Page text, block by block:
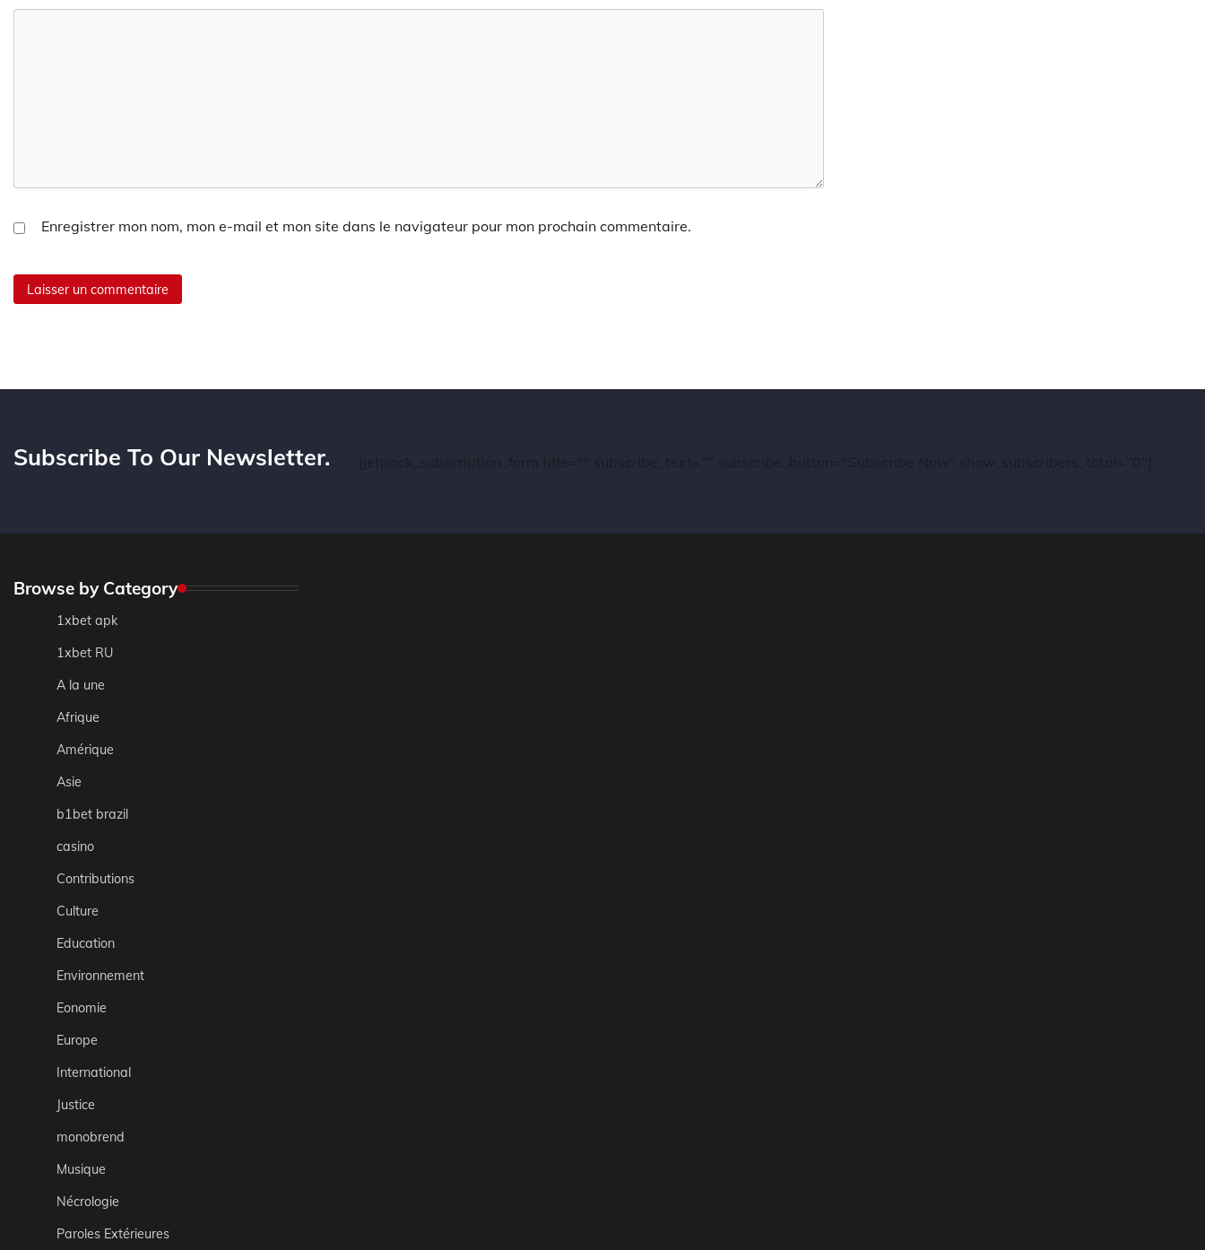
Enregistrer mon nom, mon e-mail et mon site dans le navigateur pour mon prochain commentaire.
Subscribe To Our Newsletter. [jetpack_subscription_form title="" subscribe_text="" subscribe_button="Subscribe Now" show_subscribers_total="0"]
Browse by Category
1xbet apk
1xbet RU
A la une
Afrique
Amérique
Asie
b1bet brazil
casino
Contributions
Culture
Education
Environnement
Eonomie
Europe
International
Justice
monobrend
Musique
Nécrologie
Paroles Extérieures